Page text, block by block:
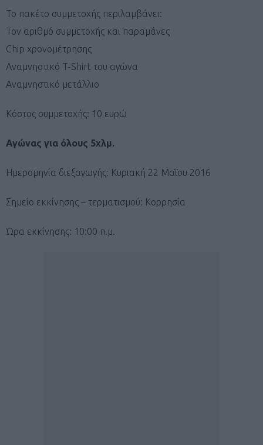
Το πακέτο συμμετοχής περιλαμβάνει:
Τον αριθμό συμμετοχής και παραμάνες
Chip χρονομέτρησης
Αναμνηστικό T-Shirt του αγώνα
Αναμνηστικό μετάλλιο
Κόστος συμμετοχής: 10 ευρώ
Αγώνας για όλους 5χλμ.
Ημερομηνία διεξαγωγής: Κυριακή 22 Μαΐου 2016
Σημείο εκκίνησης – τερματισμού: Κορρησία
Ώρα εκκίνησης: 10:00 π.μ.